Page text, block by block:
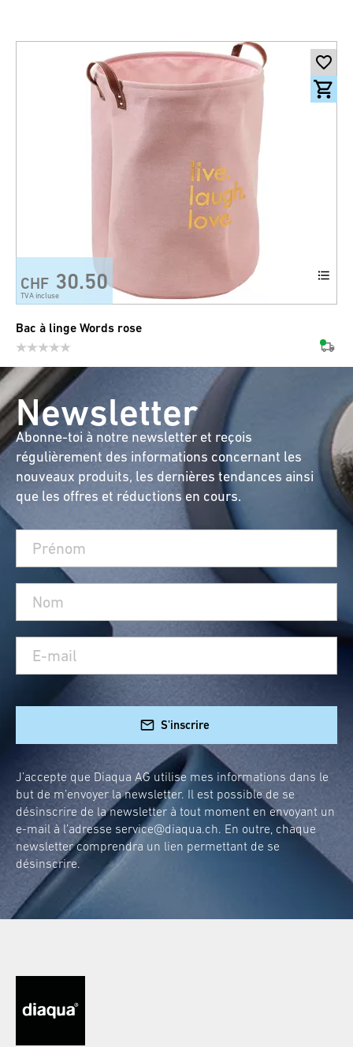
CHF 30.50
TVA incluse
Bac à linge Words rose
Newsletter
Abonne-toi à notre newsletter et reçois
régulièrement des informations concernant les
nouveaux produits, les dernières tendances ainsi
que les offres et réductions en cours.
S'inscrire
J’accepte que Diaqua AG utilise mes informations dans le
but de m’envoyer la newsletter. Il est possible de se
désinscrire de la newsletter à tout moment en envoyant un
e-mail à l’adresse service@diaqua.ch. En outre, chaque
newsletter comprendra un lien permettant de se
désinscrire.